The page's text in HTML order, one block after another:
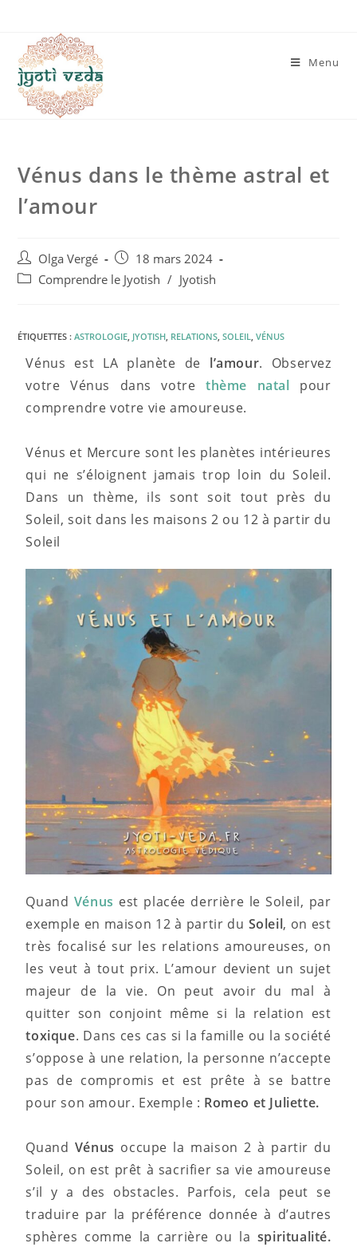
Menu
Vénus dans le thème astral et
l’amour
Olga Vergé
18 mars 2024
Comprendre le Jyotish / Jyotish
ÉTIQUETTES :ASTROLOGIE, JYOTISH, RELATIONS, SOLEIL, VÉNUS
Vénus est LA planète de l’amour. Observez
votre Vénus dans votrethème natal pour
comprendre votre vie amoureuse.
Vénus et Mercure sont les planètes intérieures
qui ne s’éloignent jamais trop loin du Soleil.
Dans un thème, ils sont soit tout près du
Soleil, soit dans les maisons 2 ou 12 à partir du
Soleil
Quand Vénus est placée derrière le Soleil, par
exemple en maison 12 à partir du Soleil, on est
très focalisé sur les relations amoureuses, on
les veut à tout prix. L’amour devient un sujet
majeur de la vie. On peut avoir du mal à
quitter son conjoint même si la relation est
toxique. Dans ces cas si la famille ou la société
s’oppose à une relation, la personne n’accepte
pas de compromis et est prête à se battre
pour son amour. Exemple : Romeo et Juliette.
Quand Vénus occupe la maison 2 à partir du
Soleil, on est prêt à sacrifier sa vie amoureuse
s’il y a des obstacles. Parfois, cela peut se
traduire par la préférence donnée à d’autres
sphères comme la carrière ou la spiritualité.